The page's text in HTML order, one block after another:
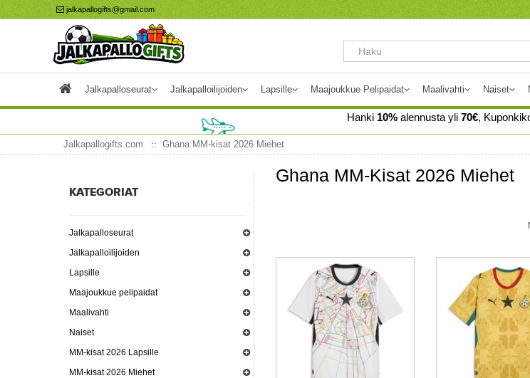
jalkapallogifts@gmail.com
Jalkapalloseurat Jalkapalloilijoiden Lapsille Maajoukkue Pelipaidat Maalivahti Naiset
Hanki 10% alennusta yli 70€,
Jalkapallogifts.com Ghana MM-kisat 2026 Miehet
KATEGORIAT
Jalkapalloseurat
Jalkapalloilijoiden
Lapsille
Maajoukkue pelipaidat
Maalivahti
Naiset
MM-kisat 2026 Lapsille
MM-kisat 2026 Miehet
Ghana MM-Kisat 2026 Miehet